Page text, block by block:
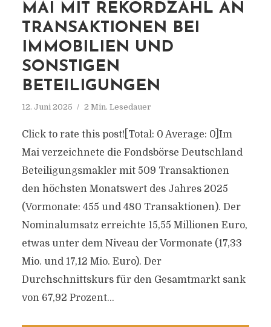
MAI MIT REKORDZAHL AN
TRANSAKTIONEN BEI
IMMOBILIEN UND
SONSTIGEN
BETEILIGUNGEN
12. Juni 2025 2 Min. Lesedauer
Click to rate this post![Total: 0 Average: 0]Im
Mai verzeichnete die Fondsbörse Deutschland
Beteiligungsmakler mit 509 Transaktionen
den höchsten Monatswert des Jahres 2025
(Vormonate: 455 und 480 Transaktionen). Der
Nominalumsatz erreichte 15,55 Millionen Euro,
etwas unter dem Niveau der Vormonate (17,33
Mio. und 17,12 Mio. Euro). Der
Durchschnittskurs für den Gesamtmarkt sank
von 67,92 Prozent...